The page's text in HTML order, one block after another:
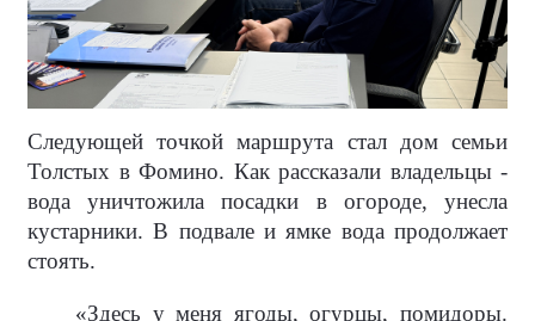
Следующей точкой маршрута стал дом семьи
Толстых в Фомино. Как рассказали владельцы -
вода уничтожила посадки в огороде, унесла
кустарники. В подвале и ямке вода продолжает
стоять.
«Здесь у меня ягоды, огурцы, помидоры.